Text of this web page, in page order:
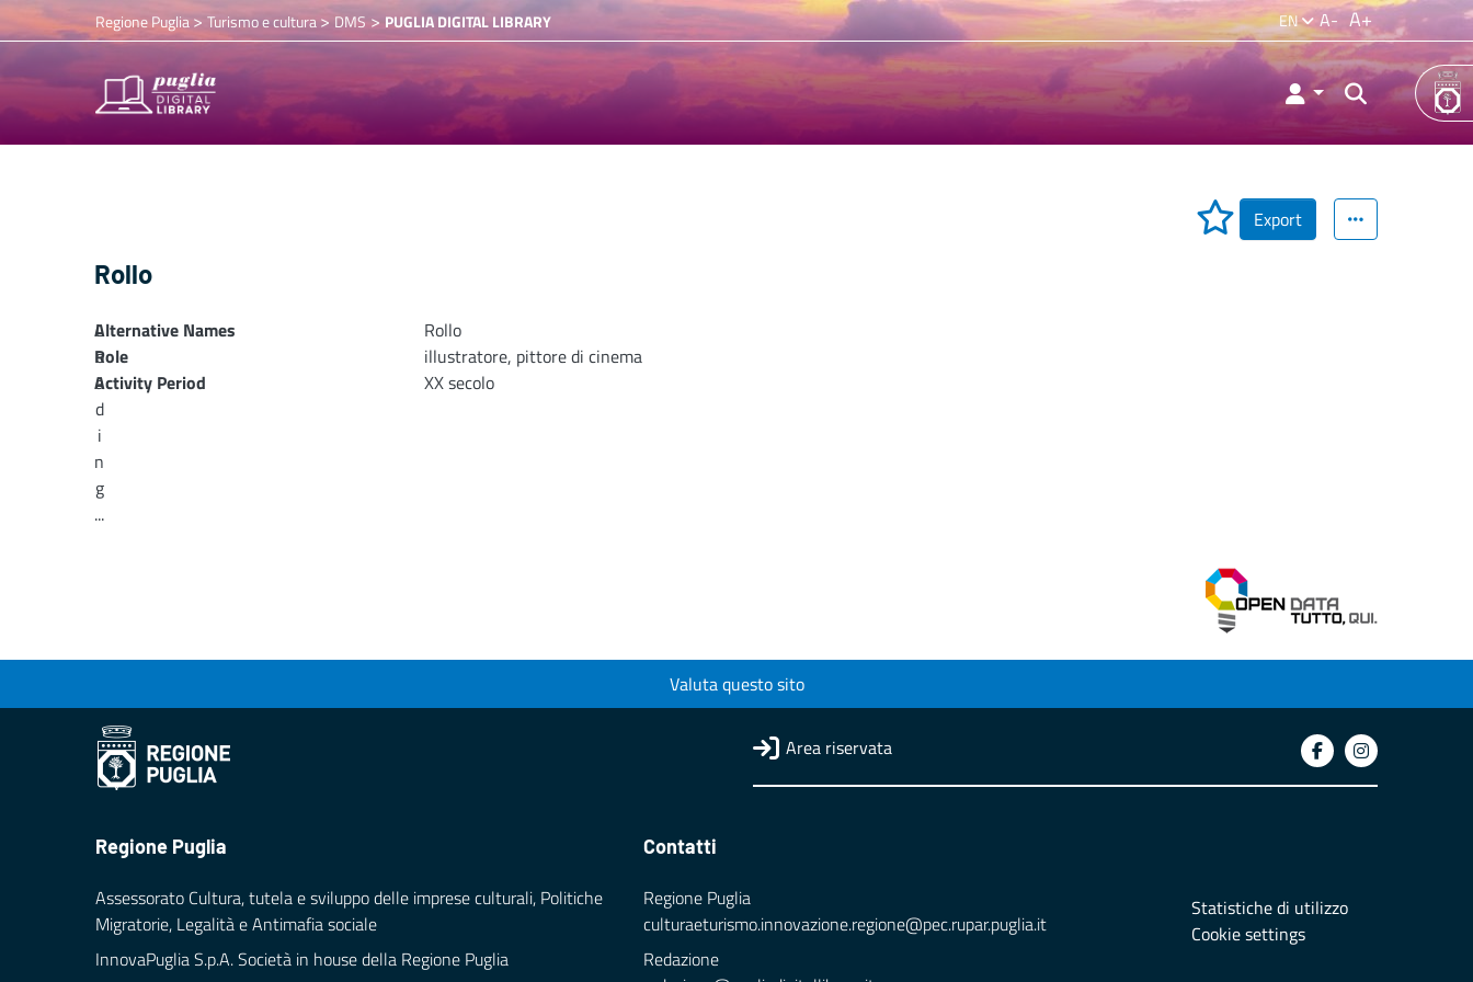
Regione Puglia> Turismo e cultura>DMS > PUGLIA DIGITAL LIBRARY EN A- A+
Export
Rollo
L
o
a
d
i
n
g
...
Alternative Names
Rollo
Role
illustratore, pittore di cinema
Activity Period
XX secolo
Valuta questo sito
Area riservata
Regione Puglia
Assessorato Cultura, tutela e sviluppo delle imprese culturali, Politiche
Migratorie, Legalità e Antimafia sociale
InnovaPuglia S.p.A. Società in house della Regione Puglia
Contatti
Regione Puglia
culturaeturismo.innovazione.regione@pec.rupar.puglia.it
Redazione
Statistiche di utilizzo
Cookie settings